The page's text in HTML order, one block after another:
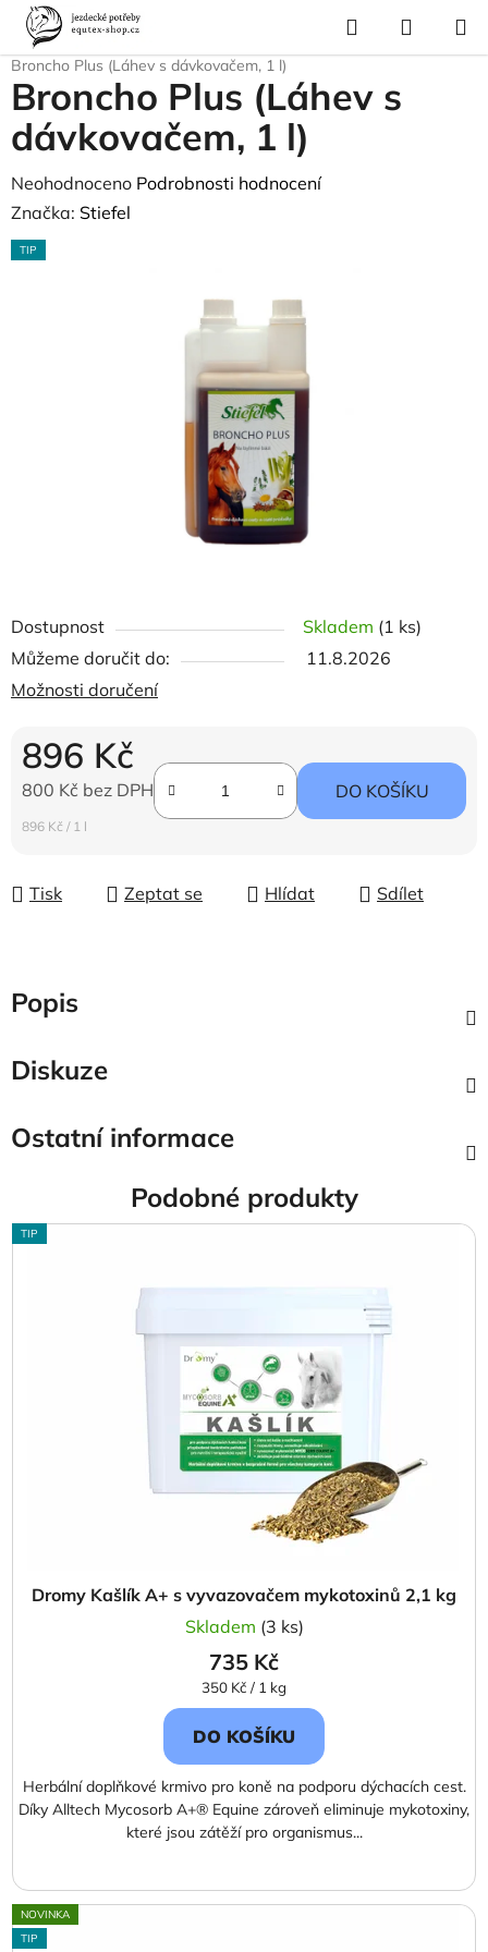
Přejít
obsah
Hledat
KOŠÍK
Domů
Krmivo a vitamíny
Broncho Plus (Láhev s dávkovačem, 1 l)
Dostupnost Skladem (1 ks)
Můžeme doručit do:
11.8.2026
Možnosti doručení
896 Kč
800 Kč bez DPH
Měrná cena:
896 Kč / 1 l
DO KOŠÍKU
Tisk Zeptat se Hlídat Sdílet
Broncho Plus (Láhev s
dávkovačem, 1 l)
Průměrné
hodnocení
produktu
Neohodnoceno Podrobnosti hodnocení
Značka: Stiefel
TIP
Popis
Diskuze
Ostatní informace
Podobné produkty
TIP
Dromy Kašlík A+ s vyvazovačem mykotoxinů 2,1 kg
Skladem (3 ks)
735 Kč
Měrná
cena:
350 Kč / 1 kg
DO KOŠÍKU
Herbální doplňkové krmivo pro koně na podporu dýchacích cest.
Díky Alltech Mycosorb A+® Equine zároveň eliminuje mykotoxiny,
které jsou zátěží pro organismus...
NOVINKA
TIP